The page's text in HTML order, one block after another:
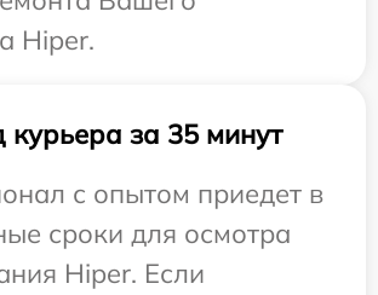
Hiper.
курьера за 35 минут
с опытом приедет в
сроки для осмотра
Hiper. Если